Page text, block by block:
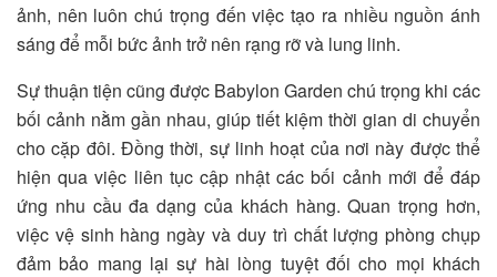
ảnh, nên luôn chú trọng đến việc tạo ra nhiều nguồn ánh
sáng để mỗi bức ảnh trở nên rạng rỡ và lung linh.
Sự thuận tiện cũng được Babylon Garden chú trọng khi các
bối cảnh nằm gần nhau, giúp tiết kiệm thời gian di chuyển
cho cặp đôi. Đồng thời, sự linh hoạt của nơi này được thể
hiện qua việc liên tục cập nhật các bối cảnh mới để đáp
ứng nhu cầu đa dạng của khách hàng. Quan trọng hơn,
việc vệ sinh hàng ngày và duy trì chất lượng phòng chụp
đảm bảo mang lại sự hài lòng tuyệt đối cho mọi khách